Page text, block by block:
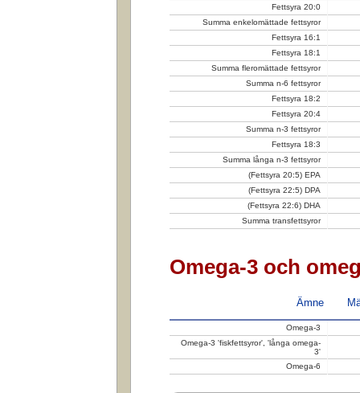
Fettsyra 20:0
Summa enkelomättade fettsyror
Fettsyra 16:1
Fettsyra 18:1
Summa fleromättade fettsyror
Summa n-6 fettsyror
Fettsyra 18:2
Fettsyra 20:4
Summa n-3 fettsyror
Fettsyra 18:3
Summa långa n-3 fettsyror
(Fettsyra 20:5) EPA
(Fettsyra 22:5) DPA
(Fettsyra 22:6) DHA
Summa transfettsyror
Omega-3 och
Ämne
Omega-3
Omega-3 'fiskfettsyror', 'långa omega-
3'
Omega-6